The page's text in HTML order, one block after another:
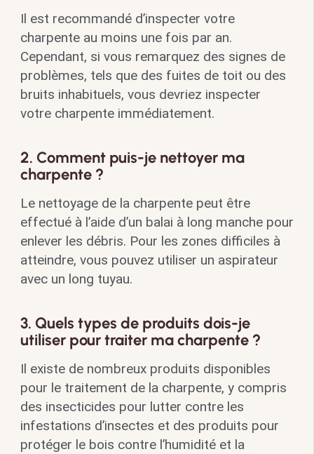
Il est recommandé d’inspecter votre
charpente au moins une fois par an.
Cependant, si vous remarquez des signes de
problèmes, tels que des fuites de toit ou des
bruits inhabituels, vous devriez inspecter
votre charpente immédiatement.
2. Comment puis-je nettoyer ma
charpente ?
Le nettoyage de la charpente peut être
effectué à l’aide d’un balai à long manche pour
enlever les débris. Pour les zones difficiles à
atteindre, vous pouvez utiliser un aspirateur
avec un long tuyau.
3. Quels types de produits dois-je
utiliser pour traiter ma charpente ?
Il existe de nombreux produits disponibles
pour le traitement de la charpente, y compris
des insecticides pour lutter contre les
infestations d’insectes et des produits pour
protéger le bois contre l’humidité et la